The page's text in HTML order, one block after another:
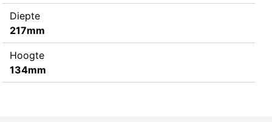
Diepte
217mm
Hoogte
134mm